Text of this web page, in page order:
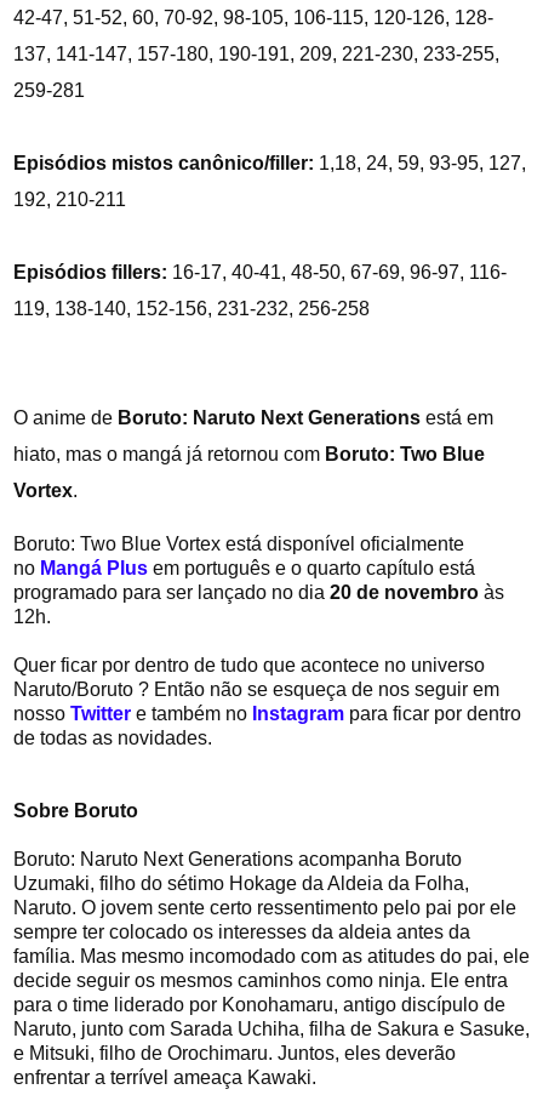
42-47, 51-52, 60, 70-92, 98-105, 106-115, 120-126, 128-
137, 141-147, 157-180, 190-191, 209, 221-230, 233-255,
259-281
Episódios mistos canônico/filler: 1,18, 24, 59, 93-95, 127,
192, 210-211
Episódios fillers: 16-17, 40-41, 48-50, 67-69, 96-97, 116-
119, 138-140, 152-156, 231-232, 256-258
O anime de Boruto: Naruto Next Generations está em
hiato, mas o mangá já retornou com Boruto: Two Blue
Vortex.
Boruto: Two Blue Vortex está disponível oficialmente
no Mangá Plus em português e o quarto capítulo está
programado para ser lançado no dia20 de novembroàs
12h.
Quer ficar por dentro de tudo que acontece no universo
Naruto/Boruto ? Então não se esqueça de nos seguir em
nossoTwitter e também no Instagram para ficar por dentro
de todas as novidades.
Sobre Boruto
Boruto: Naruto Next Generations acompanha Boruto
Uzumaki, filho do sétimo Hokage da Aldeia da Folha,
Naruto. O jovem sente certo ressentimento pelo pai por ele
sempre ter colocado os interesses da aldeia antes da
família. Mas mesmo incomodado com as atitudes do pai, ele
decide seguir os mesmos caminhos como ninja. Ele entra
para o time liderado por Konohamaru, antigo discípulo de
Naruto, junto com Sarada Uchiha, filha de Sakura e Sasuke,
e Mitsuki, filho de Orochimaru. Juntos, eles deverão
enfrentar a terrível ameaça Kawaki.